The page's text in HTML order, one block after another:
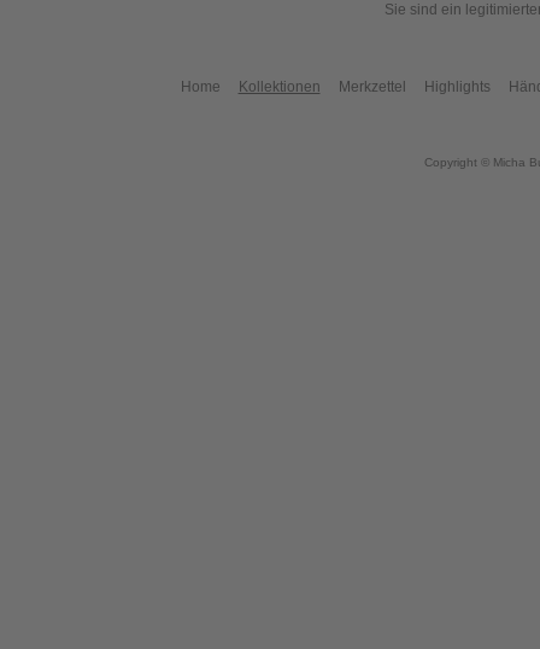
Sie sind ein
Home Kollektionen Merkzettel Highlights
Copyright © Micha